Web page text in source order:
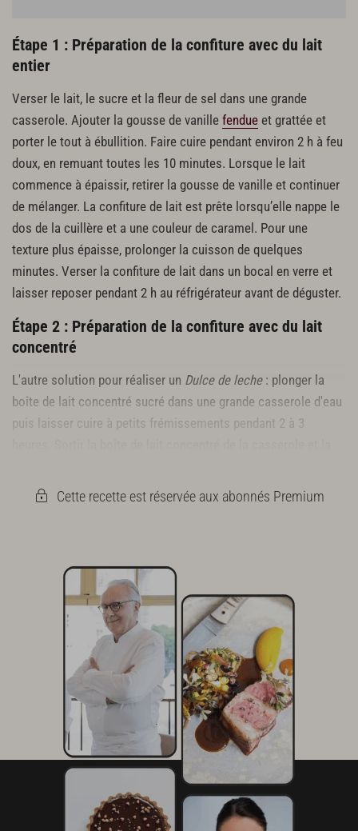
Étape 1 : Préparation de la confiture avec du lait
entier
Verser le lait, le sucre et la fleur de sel dans une grande
casserole. Ajouter la gousse de vanille fendue et grattée et
porter le tout à ébullition. Faire cuire pendant environ 2 h à feu
doux, en remuant toutes les 10 minutes. Lorsque le lait
commence à épaissir, retirer la gousse de vanille et continuer
de mélanger. La confiture de lait est prête lorsqu’elle nappe le
dos de la cuillère et a une couleur de caramel. Pour une
texture plus épaisse, prolonger la cuisson de quelques
minutes. Verser la confiture de lait dans un bocal en verre et
laisser reposer pendant 2 h au réfrigérateur avant de déguster.
Étape 2 : Préparation de la confiture avec du lait
concentré
L'autre solution pour réaliser un Dulce de leche: plonger la
boîte de lait concentré sucré dans une grande casserole d'eau
puis laisser cuire à petits frémissements pendant 2 à 3
Cette recette est réservée aux abonnés Premium